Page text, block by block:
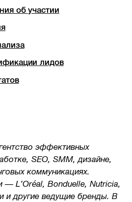
об участии
лидов
эффективных
SEO, SMM, дизайне,
коммуникациях.
— L’Oréal, Bonduelle, Nutricia,
и другие ведущие бренды. В